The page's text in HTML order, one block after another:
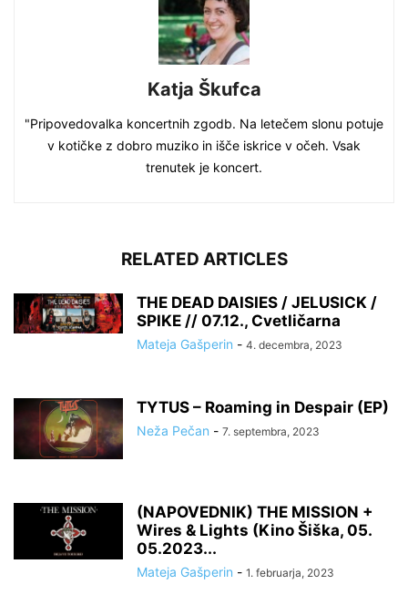
Katja Škufca
"Pripovedovalka koncertnih zgodb. Na letečem slonu potuje
v kotičke z dobro muziko in išče iskrice v očeh. Vsak
trenutek je koncert.
RELATED ARTICLES
THE DEAD DAISIES / JELUSICK /
SPIKE // 07.12., Cvetličarna
Mateja Gašperin - 4. decembra, 2023
TYTUS – Roaming in Despair (EP)
Neža Pečan - 7. septembra, 2023
(NAPOVEDNIK) THE MISSION +
Wires & Lights (Kino Šiška, 05.
05.2023...
Mateja Gašperin - 1. februarja, 2023